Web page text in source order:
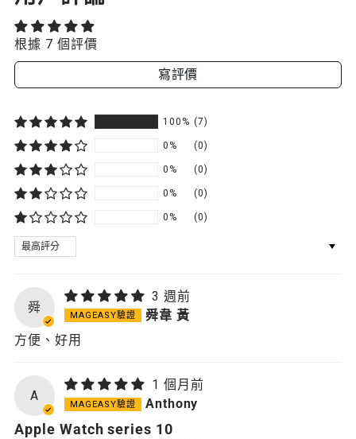
根據 7 個評價
寫評價
100% (7)
0% (0)
0% (0)
0% (0)
0% (0)
SORT BY
舜
3 週前
舜韋 黃
方便、好用
A
1 個月前
Anthony
Apple Watch series 10